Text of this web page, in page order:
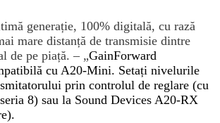
generație, 100% digitală, cu rază
mare distanță de transmisie dintre
de pe piață. – „GainForward
cu A20-Mini. Setați nivelurile
prin controlul de reglare (cu
8) sau la Sound Devices A20-RX